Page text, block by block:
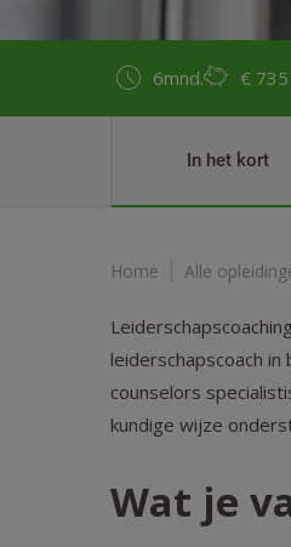
6mnd. € 735
In het kort
Home Alle
leiderschapscoach
counselors
kundige wijze
Wat je